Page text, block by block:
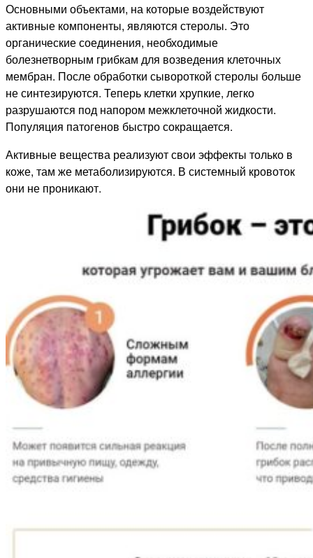
Основными объектами, на которые воздействуют
активные компоненты, являются стеролы. Это
органические соединения, необходимые
болезнетворным грибкам для возведения клеточных
мембран. После обработки сывороткой стеролы больше
не синтезируются. Теперь клетки хрупкие, легко
разрушаются под напором межклеточной жидкости.
Популяция патогенов быстро сокращается.
Активные вещества реализуют свои эффекты только в
коже, там же метаболизируются. В системный кровоток
они не проникают.